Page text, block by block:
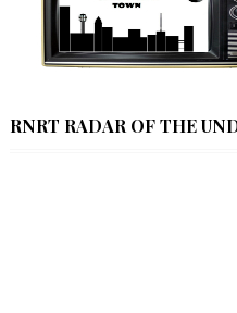
RNRT RADAR OF THE